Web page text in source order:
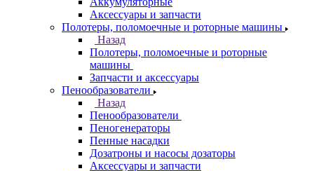
Аксессуары и запчасти
Полотеры, поломоечные и роторные машины
Назад
Полотеры, поломоечные и роторные
машины
Запчасти и аксессуары
Пенообразователи
Назад
Пенообразователи
Пеногенераторы
Пенные насадки
Дозатроны и насосы дозаторы
Аксессуары и запчасти